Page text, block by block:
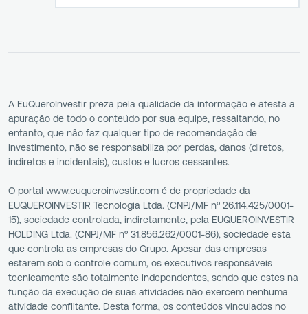
A EuQueroInvestir preza pela qualidade da informação e atesta a
apuração de todo o conteúdo por sua equipe, ressaltando, no
entanto, que não faz qualquer tipo de recomendação de
investimento, não se responsabiliza por perdas, danos (diretos,
indiretos e incidentais), custos e lucros cessantes.
O portal www.euqueroinvestir.com é de propriedade da
EUQUEROINVESTIR Tecnologia Ltda. (CNPJ/MF nº 26.114.425/0001-
15), sociedade controlada, indiretamente, pela EUQUEROINVESTIR
HOLDING Ltda. (CNPJ/MF nº 31.856.262/0001-86), sociedade esta
que controla as empresas do Grupo. Apesar das empresas
estarem sob o controle comum, os executivos responsáveis
tecnicamente são totalmente independentes, sendo que estes na
função da execução de suas atividades não exercem nenhuma
atividade conflitante. Desta forma, os conteúdos vinculados no